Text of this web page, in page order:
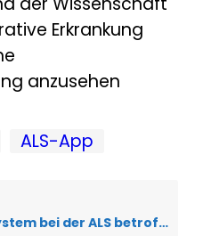
Erkrankung
anzusehen
ALS-App
bei der ALS betroffen?